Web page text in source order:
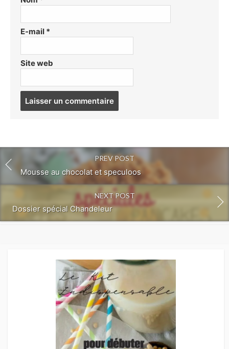
E-mail *
Site web
PREV POST
Mousse au chocolat et speculoos
NEXT POST
Dossier spécial Chandeleur